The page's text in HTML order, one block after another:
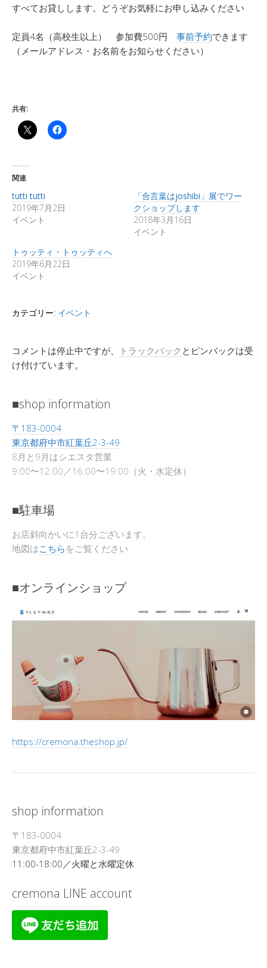
すべてお貸しします。どうぞお気軽にお申し込みください
定員4名（高校生以上） 参加費500円 事前予約できます
（メールアドレス・お名前をお知らせください）
共有:
関連
tutti tutti
2019年7月2日
イベント
「合言葉はjoshibi」展でワー
クショップします
2018年3月16日
イベント
トゥッティ・トゥッティへ
2019年6月22日
イベント
カテゴリー: イベント
コメントは停止中ですが、 トラックバック とピンバックは受
け付けています。
■shop information
〒183-0004
東京都府中市紅葉丘2-3-49
8月と9月はシエスタ営業
9:00〜12:00／16:00〜19:00（火・水定休）
■駐車場
お店斜向かいに1台分ございます。
地図はこちら をご覧ください
■オンラインショップ
https://cremona.theshop.jp/
shop information
〒183-0004
東京都府中市紅葉丘2-3-49
11:00-18:00／火曜と水曜定休
cremona LINE account